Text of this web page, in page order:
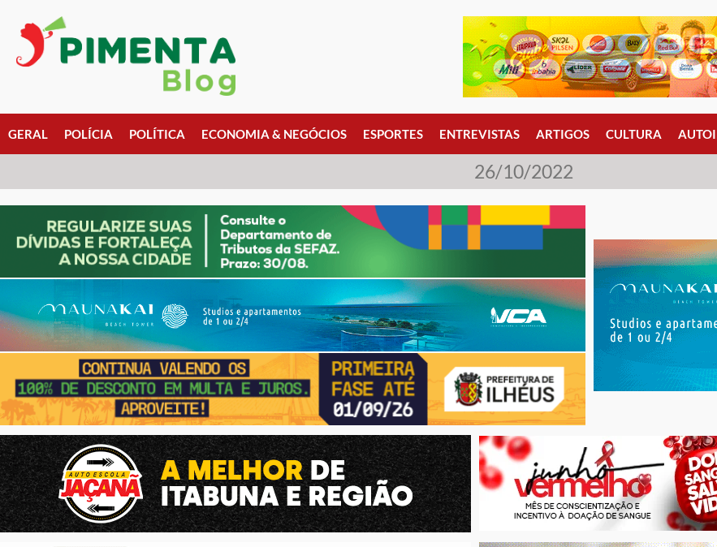
GERAL POLÍCIA POLÍTICA ECONOMIA & NEGÓCIOS ESPORTES ENTREVISTAS ARTIGOS CULTURA
26/10/2022